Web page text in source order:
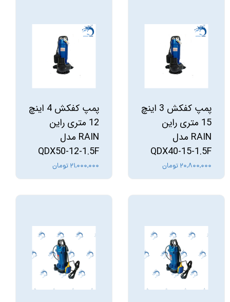
پمپ کفکش 3 اینچ
15 متری راین
RAIN مدل
QDX40-15-1.5F
۲۰,۸۰۰,۰۰۰ تومان
پمپ کفکش 4 اینچ
12 متری راین
RAIN مدل
QDX50-12-1.5F
۲۱,۰۰۰,۰۰۰ تومان